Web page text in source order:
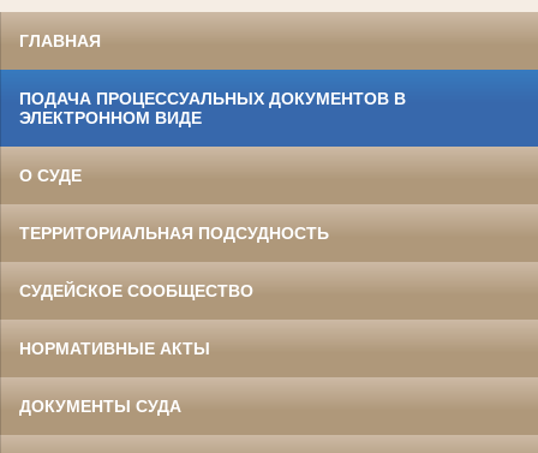
ГЛАВНАЯ
ПОДАЧА ПРОЦЕССУАЛЬНЫХ ДОКУМЕНТОВ В
ЭЛЕКТРОННОМ ВИДЕ
О СУДЕ
ТЕРРИТОРИАЛЬНАЯ ПОДСУДНОСТЬ
СУДЕЙСКОЕ СООБЩЕСТВО
НОРМАТИВНЫЕ АКТЫ
ДОКУМЕНТЫ СУДА